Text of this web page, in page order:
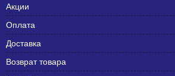
Акции
Оплата
Доставка
Возврат товара